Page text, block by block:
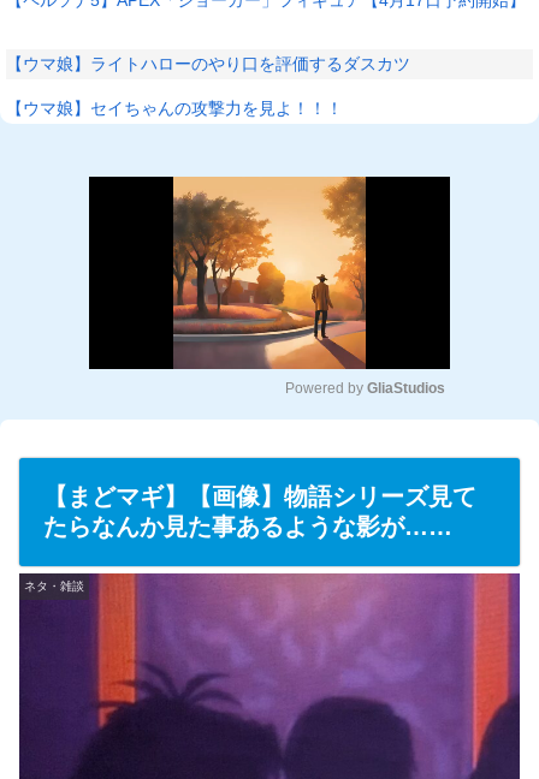
【ウマ娘】ライトハローのやり口を評価するダスカツ
【ウマ娘】セイちゃんの攻撃力を見よ！！！
u
e
Powered by GliaStudios
【まどマギ】【画像】物語シリーズ見て
たらなんか見た事あるような影が……
ネタ・雑談